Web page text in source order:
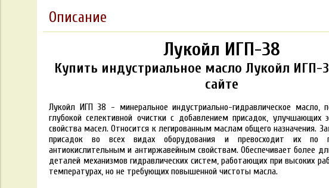
Описание
Лукойл ИГП-38
Купить индустриальное масло Лукойл ИГП-
сайте
Лукойл ИГП 38 - минеральное индустриально-гидравлическое масло,
глубокой селективной очистки с добавлением присадок, улучшающих
свойства масел.Относится к легированным маслам общего назначения.
присадок во всех видах оборудования и превосходит их по
антиокислительным и антиржавейным свойствам.Обеспечивает более
деталей механизмов гидравлических систем, работающих при высоких
температурах, но не требующих повышенной чистоты масла.